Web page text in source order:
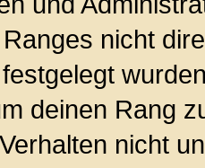
nicht
deinen Rang
nicht